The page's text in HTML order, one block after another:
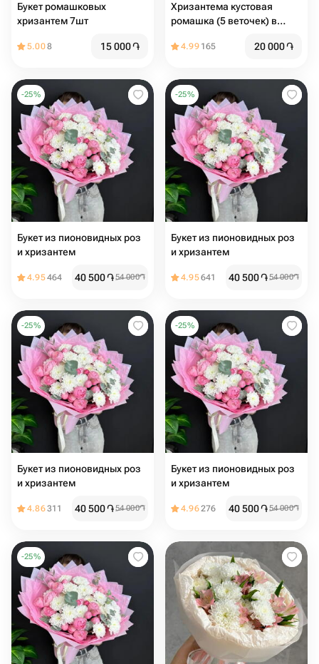
Букет ромашковых
хризантем 7шт
5.008 15 000֏
Хризантема кустовая
ромашка (5 веточек) в
4.99 165 20 000֏
-25%
Букет из пионовидных роз
и хризантем
4.95464 40 500֏54 000֏
-25%
Букет из пионовидных роз
и хризантем ️
4.95641 40 500֏54 000֏
-25%
Букет из пионовидных роз
и хризантем
4.86311 40 500֏54 000֏
-25%
Букет из пионовидных роз
и хризантем
4.96276 40 500֏54 000֏
-25%